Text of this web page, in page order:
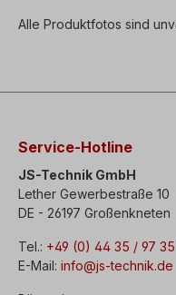
Alle Produktfotos sind
Service-Hotline
JS-Technik GmbH
Lether Gewerbestraße 10
DE - 26197 Großenkneten
Tel.: +49 (0) 44 35 / 97
E-Mail: info@js-technik.de